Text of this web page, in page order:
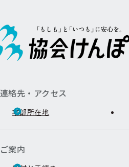
連絡先・アクセス
本部所在地
ご案内